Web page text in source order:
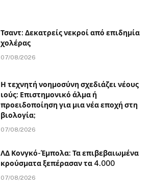
Τσαντ: Δεκατρείς νεκροί από επιδημία
χολέρας
07/08/2026
Η τεχνητή νοημοσύνη σχεδιάζει νέους
ιούς: Επιστημονικό άλμα ή
προειδοποίηση για μια νέα εποχή στη
βιολογία;
07/08/2026
ΛΔ Κονγκό-Έμπολα: Τα επιβεβαιωμένα
κρούσματα ξεπέρασαν τα 4.000
07/08/2026